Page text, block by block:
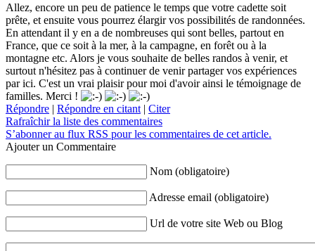
Allez, encore un peu de patience le temps que votre cadette soit
prête, et ensuite vous pourrez élargir vos possibilités de randonnées.
En attendant il y en a de nombreuses qui sont belles, partout en
France, que ce soit à la mer, à la campagne, en forêt ou à la
montagne etc. Alors je vous souhaite de belles randos à venir, et
surtout n'hésitez pas à continuer de venir partager vos expériences
par ici. C'est un vrai plaisir pour moi d'avoir ainsi le témoignage de
familles. Merci !
Répondre | Répondre en citant | Citer
Rafraîchir la liste des commentaires
S’abonner au flux RSS pour les commentaires de cet article.
Ajouter un Commentaire
Nom (obligatoire)
Adresse email (obligatoire)
Url de votre site Web ou Blog